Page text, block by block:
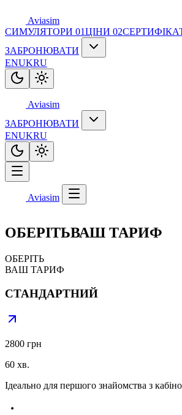
Aviasim
СИМУЛЯТОРИ 01ЦІНИ 02
ЗАБРОНЮВАТИ
ENUKRU
Aviasim
ЗАБРОНЮВАТИ
ENUKRU
Aviasim
ОБЕРІТЬВАШ ТАРИФ
ОБЕРІТЬ
ВАШ ТАРИФ
СТАНДАРТНИЙ
2800 грн
60 хв.
Ідеально для першого знайомства з